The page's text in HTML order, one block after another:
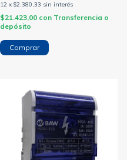
12 x $2.380,33 sin interés
$21.423,00 con Transferencia o
depósito